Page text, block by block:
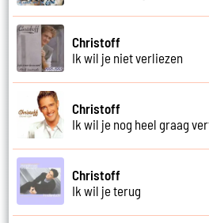
Christoff
Ik wil je niet verliezen
Christoff
Ik wil je nog heel graag
Christoff
Ik wil je terug